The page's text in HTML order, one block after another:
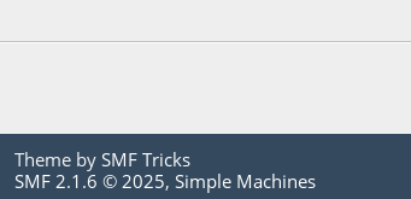
Theme by SMF Tricks
SMF 2.1.6 © 2025, Simple Machines